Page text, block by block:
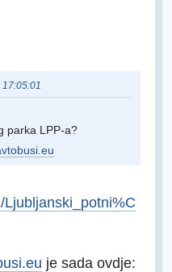
parka LPP-a?
je sada ovdje: